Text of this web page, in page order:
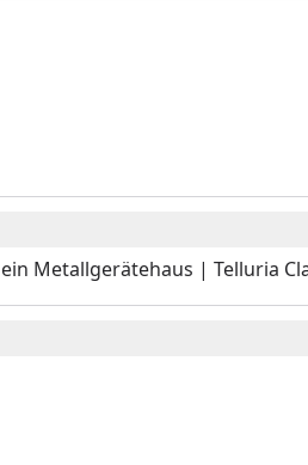
Metallgerätehaus | Telluria